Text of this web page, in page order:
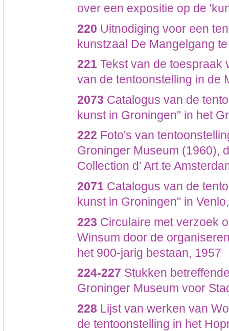
over een expositie op de
220 Uitnodiging voor een
kunstzaal De Mangelgang
221Tekst van de toespraak
van de tentoonstelling in de
2073 Catalogus van de
kunst in Groningen" in het
222 Foto's van
Groninger Museum (1960),
Collection d' Art te
2071Catalogus van de
kunst in Groningen" in
223 Circulaire met verzoek
Winsum door de
het 900-jarig bestaan, 1957
224-227 Stukken
Groninger Museum voor
228 Lijst van werken van
de tentoonstelling in het